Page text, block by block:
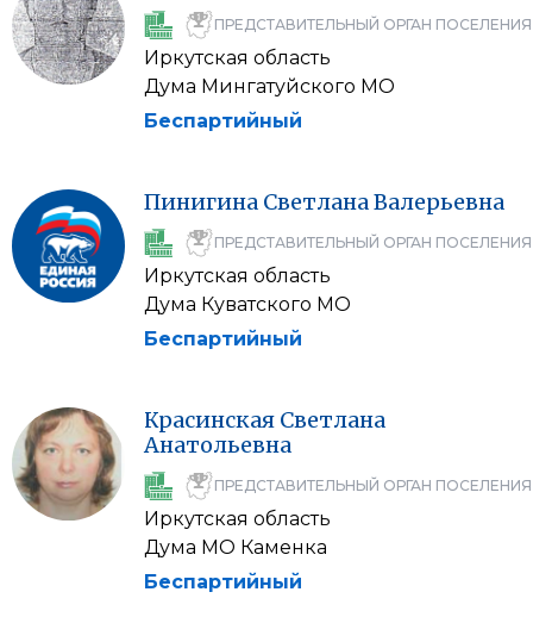
ПРЕДСТАВИТЕЛЬНЫЙ ОРГАН ПОСЕЛЕНИЯ
Иркутская область
Дума Мингатуйского МО
Беспартийный
Пинигина СветланаВалерьевна
ПРЕДСТАВИТЕЛЬНЫЙ ОРГАН ПОСЕЛЕНИЯ
Иркутская область
Дума Куватского МО
Беспартийный
Красинская Светлана
Анатольевна
ПРЕДСТАВИТЕЛЬНЫЙ ОРГАН ПОСЕЛЕНИЯ
Иркутская область
Дума МО Каменка
Беспартийный